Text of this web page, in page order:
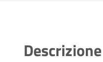
Descrizione